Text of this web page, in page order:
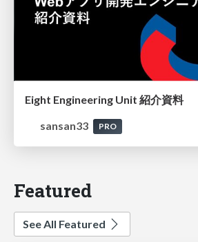
Eight Engineering Unit 紹介資料
sansan33
PRO
Featured
See All Featured